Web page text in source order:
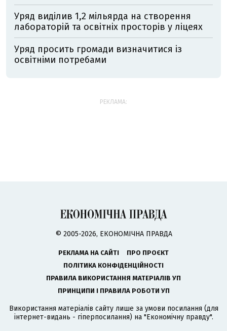
Уряд виділив 1,2 мільярда на створення
лабораторій та освітніх просторів у ліцеях
Уряд просить громади визначитися із
освітніми потребами
РЕКЛАМА:
© 2005-2026, ЕКОНОМІЧНА ПРАВДА
РЕКЛАМА НА САЙТІ
ПРО ПРОЄКТ
ПОЛІТИКА КОНФІДЕНЦІЙНОСТІ
ПРАВИЛА ВИКОРИСТАННЯ МАТЕРІАЛІВ УП
ПРИНЦИПИ І ПРАВИЛА РОБОТИ УП
Використання матеріалів сайту лише за умови посилання (для
інтернет-видань - гіперпосилання) на "Економічну правду".